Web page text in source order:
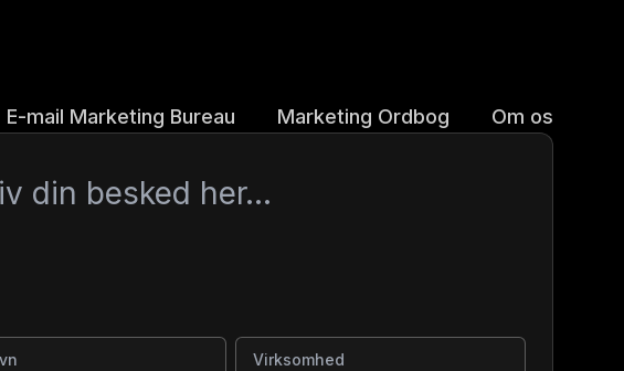
E-mail Marketing Bureau Marketing Ordbog Om os
Virksomhed